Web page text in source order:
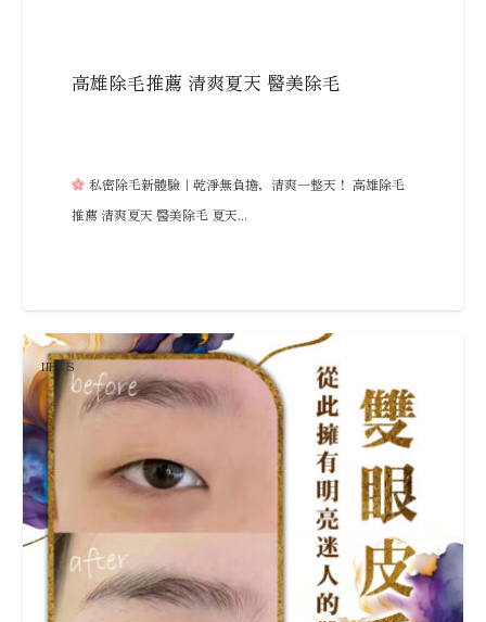
高雄除毛推薦 清爽夏天 醫美除毛
私密除毛新體驗｜乾淨無負擔，清爽一整天！ 高雄除毛
推薦 清爽夏天 醫美除毛 夏天...
NEWS